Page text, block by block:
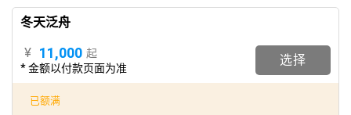
冬天泛舟
¥ 11,000 起
* 金额以付款页面为准
选择
已额满